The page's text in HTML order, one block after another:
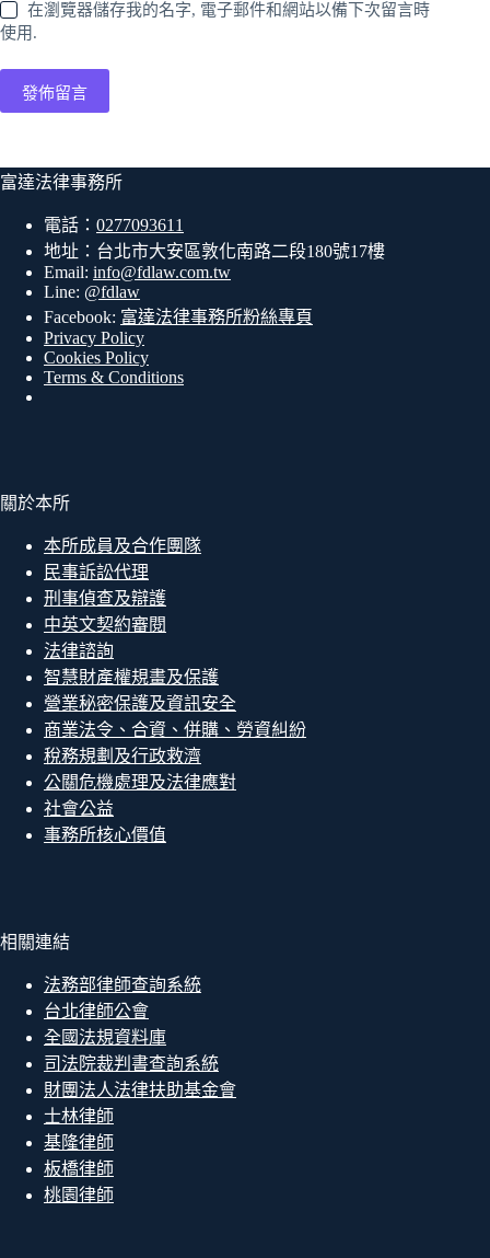
在瀏覽器儲存我的名字, 電子郵件和網站以備下次留言時
使用.
發佈留言
富達法律事務所
電話： 0277093611
地址：台北市大安區敦化南路二段180號17樓
Email: info@fdlaw.com.tw
Line: @fdlaw
Facebook: 富達法律事務所粉絲專頁
Privacy Policy
Cookies Policy
Terms & Conditions
關於本所
本所成員及合作團隊
民事訴訟代理
刑事偵查及辯護
中英文契約審閱
法律諮詢
智慧財產權規畫及保護
營業秘密保護及資訊安全
商業法令、合資、併購、勞資糾紛
稅務規劃及行政救濟
公關危機處理及法律應對
社會公益
事務所核心價值
相關連結
法務部律師查詢系統
台北律師公會
全國法規資料庫
司法院裁判書查詢系統
財團法人法律扶助基金會
士林律師
基隆律師
板橋律師
桃園律師